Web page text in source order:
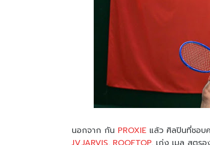
นอกจาก กัน PROXIE แล้ว ศิลปินที่ชอบ